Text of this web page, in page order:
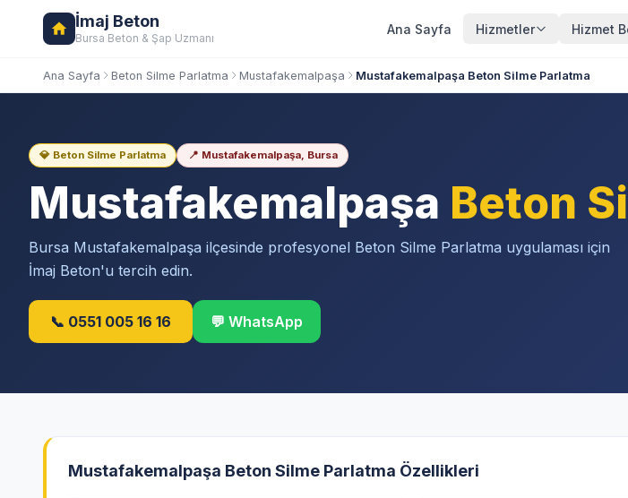
İmaj Beton
Bursa Beton & Şap Uzmanı
Ana Sayfa Hizmetler Hizmet
Ana Sayfa Beton Silme Parlatma Mustafakemalpaşa Mustafakemalpaşa Beton Silme Parlatma
💎 Beton Silme Parlatma 📍 Mustafakemalpaşa, Bursa
Mustafakemalpaşa Beton
Bursa Mustafakemalpaşa ilçesinde profesyonel Beton Silme Parlatma uygulaması için
İmaj Beton'u tercih edin.
📞 0551 005 16 16 💬 WhatsApp
Mustafakemalpaşa Beton Silme Parlatma Özellikleri